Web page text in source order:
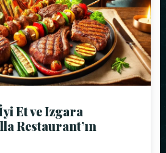
Et ve Izgara
Restaurant’ın